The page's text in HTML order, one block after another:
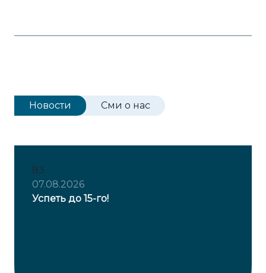
Новости Сми о нас
83
07.08.2026
Успеть до 15-го!